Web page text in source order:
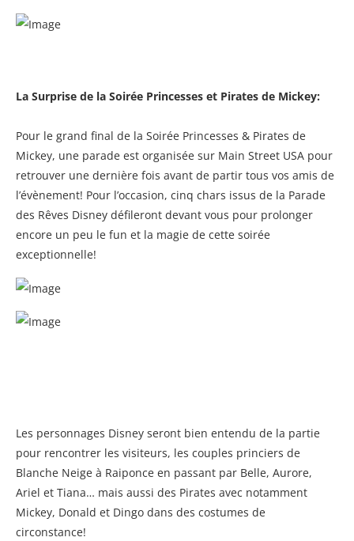
La Surprise de la Soirée Princesses et Pirates de Mickey:
Pour le grand final de la Soirée Princesses & Pirates de
Mickey, une parade est organisée sur Main Street USA pour
retrouver une dernière fois avant de partir tous vos amis de
l’évènement! Pour l’occasion, cinq chars issus de la Parade
des Rêves Disney défileront devant vous pour prolonger
encore un peu le fun et la magie de cette soirée
exceptionnelle!
Les personnages Disney seront bien entendu de la partie
pour rencontrer les visiteurs, les couples princiers de
Blanche Neige à Raiponce en passant par Belle, Aurore,
Ariel et Tiana… mais aussi des Pirates avec notamment
Mickey, Donald et Dingo dans des costumes de
circonstance!